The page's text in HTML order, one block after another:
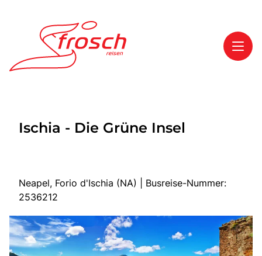
Highlights
Start
Mehrtagesreisen
Ischia - Die Grüne Insel
Neapel, Forio d'Ischia (NA) | Busreise-Nummer:
2536212